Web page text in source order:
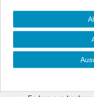
Seriendämpfer verwendet
Bei größerer
reduzierter
verbesserte,